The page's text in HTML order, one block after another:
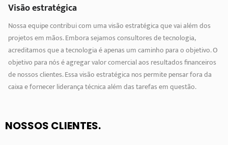
Visão estratégica
Nossa equipe contribui com uma visão estratégica que vai além dos
projetos em mãos. Embora sejamos consultores de tecnologia,
acreditamos que a tecnologia é apenas um caminho para o objetivo. O
objetivo para nós é agregar valor comercial aos resultados financeiros
de nossos clientes. Essa visão estratégica nos permite pensar fora da
caixa e fornecer liderança técnica além das tarefas em questão.
NOSSOS CLIENTES.